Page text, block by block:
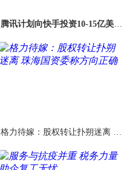
腾讯计划向快手投资10-15亿美元
格力待嫁：股权转让扑朔迷离 珠